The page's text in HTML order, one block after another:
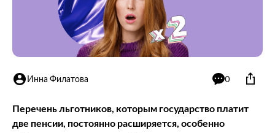
Инна Филатова 0
Перечень льготников, которым государство платит
две пенсии, постоянно расширяется, особенно